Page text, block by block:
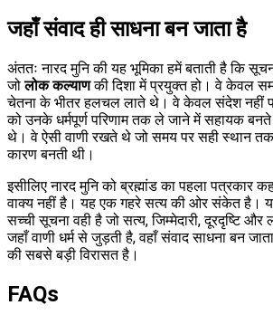
जहाँ संवाद ही साधना बन जाता है
अंततः नारद मुनि की यह भूमिका हमें बताती है कि
जोलोक कल्याणकी दिशा में प्रयुक्त हो। वे केवल
चेतना के भीतर हलचल लाते थे। वे केवल संदेश नहीं
को उनके धर्मपूर्ण परिणाम तक ले जाने में सहायक
थे। वे ऐसी वाणी रखते थे जो समय पर सही स्थान तक
कारण बनती थी।
इसीलिए नारद मुनि को ब्रह्मांड का पहला
वाक्य नहीं है। यह एक गहरे सत्य की ओर संकेत है।
सच्ची सूचना वही है जो सत्य, जिम्मेदारी, दूरदृष्टि
जहाँ वाणी धर्म से जुड़ती है, वहाँ संवाद साधना बन
की सबसे बड़ी विरासत है।
FAQs